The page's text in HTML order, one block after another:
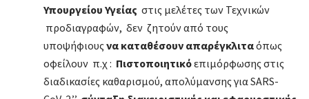
Υπουργείου Υγείας στις μελέτες των Τεχνικών
προδιαγραφών, δεν ζητούν από τους
υποψήφιουςνα καταθέσουν απαρέγκλιταόπως
οφείλουν π.χ : Πιστοποιητικόεπιμόρφωσης στις
διαδικασίες καθαρισμού, απολύμανσης για SARS-